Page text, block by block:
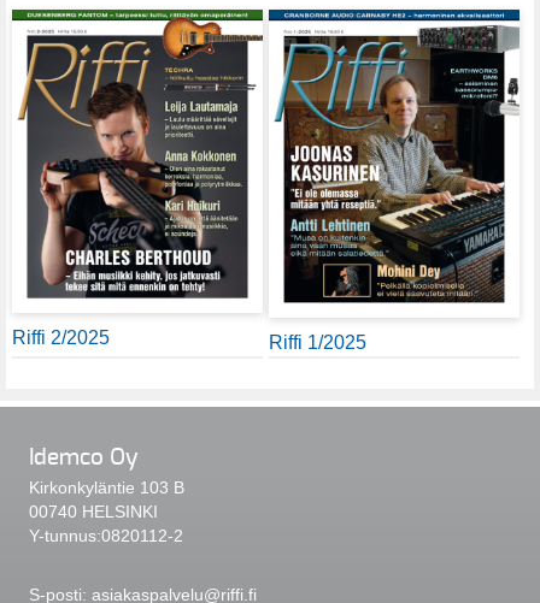
Riffi 2/2025 Riffi 1/2025
Idemco Oy
Kirkonkyläntie 103 B
00740 HELSINKI
Y-tunnus:0820112-2
S-posti: asiakaspalvelu@riffi.fi